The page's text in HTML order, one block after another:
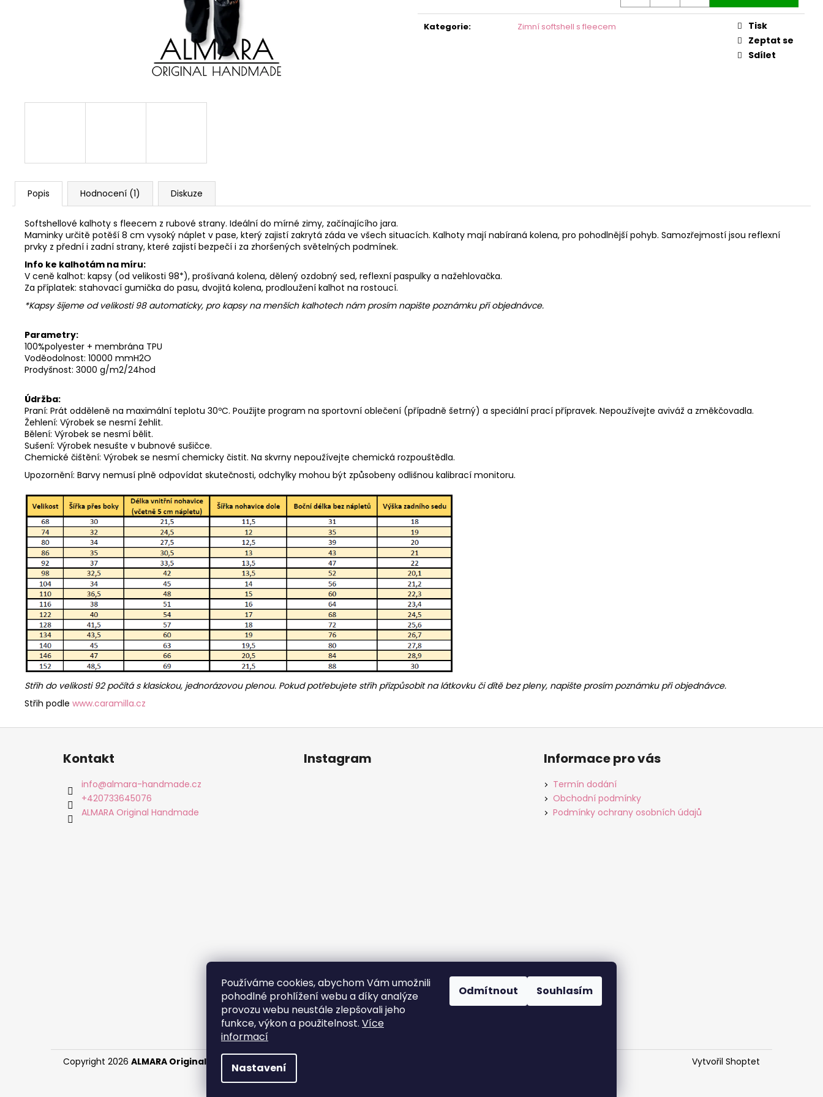
Používáme cookies, abychom Vám umožnili
pohodlné prohlížení webu a díky analýze
provozu webu neustále zlepšovali jeho
funkce, výkon a použitelnost. Více
informací
Nastavení
Odmítnout Souhlasím
cena:
Kategorie: Zimní softshell s fleecem
Tisk
Zeptat se
Sdílet
Popis Hodnocení (1) Diskuze
Softshellové kalhoty s fleecem z rubové strany. Ideální do mírné zimy, začínajícího jara.
Maminky určitě potěší 8 cm vysoký náplet v pase, který zajistí zakrytá záda ve všech situacích. Kalhoty mají nabíraná kolena, pro pohodlnější pohyb. Samozřejmostí jsou reflexní
prvky z přední i zadní strany, které zajistí bezpečí i za zhoršených světelných podmínek.
Info ke kalhotám na míru:
V ceně kalhot: kapsy (od velikosti 98*), prošívaná kolena, dělený ozdobný sed, reflexní paspulky a nažehlovačka.
Za příplatek: stahovací gumička do pasu, dvojitá kolena, prodloužení kalhot na rostoucí.
*Kapsy šijeme od velikosti 98 automaticky, pro kapsy na menších kalhotech nám prosím napište poznámku při objednávce.
Parametry:
100%polyester + membrána TPU
Voděodolnost: 10000 mmH2O
Prodyšnost: 3000 g/m2/24hod
Údržba:
Praní: Prát odděleně na maximální teplotu 30ºC. Použijte program na sportovní oblečení (případně šetrný) a speciální prací přípravek. Nepoužívejte aviváž a změkčovadla.
Žehlení: Výrobek se nesmí žehlit.
Bělení: Výrobek se nesmí bělit.
Sušení: Výrobek nesušte v bubnové sušičce.
Chemické čištění: Výrobek se nesmí chemicky čistit. Na skvrny nepoužívejte chemická rozpouštědla.
Upozornění: Barvy nemusí plně odpovídat skutečnosti, odchylky mohou být způsobeny odlišnou kalibrací monitoru.
Střih do velikosti 92 počítá s klasickou, jednorázovou plenou. Pokud potřebujete střih přizpůsobit na látkovku či dítě bez pleny, napište prosím poznámku při objednávce.
Střih podle www.caramilla.cz
Kontakt
info@almara-handmade.cz
+420733645076
ALMARA Original Handmade
Instagram
Sledovat na Instagramu
Informace pro vás
Termín dodání
Obchodní podmínky
Podmínky ochrany osobních údajů
Instagram
Vytvořil Shoptet
Copyright 2026 ALMARA Original Handmade . Všechna práva vyhrazena.